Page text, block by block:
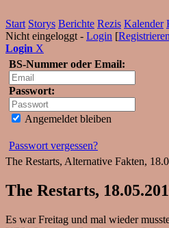
Start Storys Berichte Rezis Kalender
Nicht eingeloggt - Login [Registrieren
Login X
BS-Nummer oder Email:
Passwort:
Angemeldet bleiben
Passwort vergessen?
The Restarts, Alternative Fakten,
The Restarts,
Es war Freitag und mal wieder